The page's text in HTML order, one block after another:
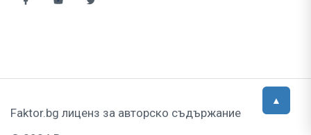
Faktor.bg лиценз за авторско съдържание